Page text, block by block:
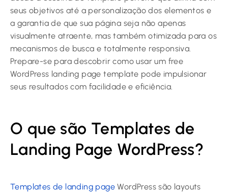
seus objetivos até a personalização dos elementos e
a garantia de que sua página seja não apenas
visualmente atraente, mas também otimizada para os
mecanismos de busca e totalmente responsiva.
Prepare-se para descobrir como usar um free
WordPress landing page template pode impulsionar
seus resultados com facilidade e eficiência.
O que são Templates de
Landing Page WordPress?
Templates de landing page WordPress são layouts